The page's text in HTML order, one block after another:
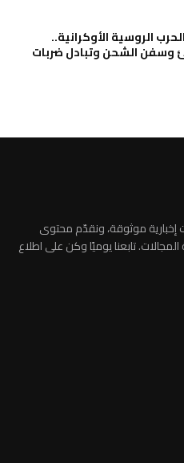
الروسية الأوكرانية..
وسفن الشحن وتبادل ضربات
إخبارية موثوقة، ونقدّم محتوى
تابعنا يوميًا وكن على اطلاع